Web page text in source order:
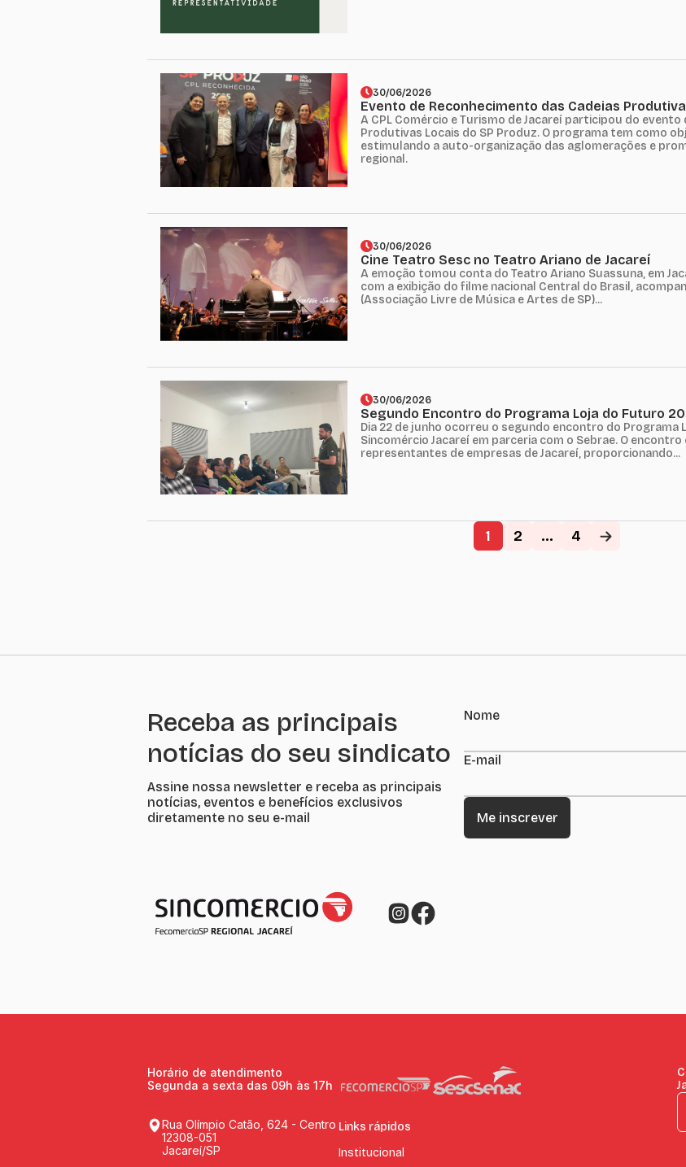
30/06/2026
Evento de Reconhecimento das Cadeias
A CPL Comércio e Turismo de Jacareí participou do
Produtivas Locais do SP Produz. O programa tem como
estimulando a auto-organização das aglomerações e
regional.
30/06/2026
Cine Teatro Sesc no Teatro Ariano de Jacareí
A emoção tomou conta do Teatro Ariano Suassuna, em
com a exibição do filme nacional Central do Brasil,
(Associação Livre de Música e Artes de SP)...
30/06/2026
Segundo Encontro do Programa Loja do Futuro
Dia 22 de junho ocorreu o segundo encontro do Programa
Sincomércio Jacareí em parceria com o Sebrae. O
representantes de empresas de Jacareí, proporcionando...
1 2 ... 4
Receba as principais
notícias do seu sindicato
Assine nossa newsletter e receba as principais
notícias, eventos e benefícios exclusivos
diretamente no seu e-mail
Nome
E-mail
Horário de atendimento
Segunda a sexta das 09h às 17h
Rua Olímpio Catão, 624 - Centro
12308-051
Jacareí/SP
Links rápidos
Institucional